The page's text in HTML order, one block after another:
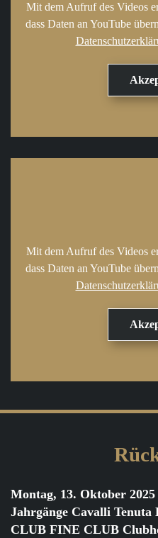
Mit dem Aufruf des Videos
dass Daten an YouTube
Mit dem Aufruf des Videos
dass Daten an YouTube
Montag, 13. Oktober
Jahrgänge Cavalli Tenuta
CLUB FINE CLUB